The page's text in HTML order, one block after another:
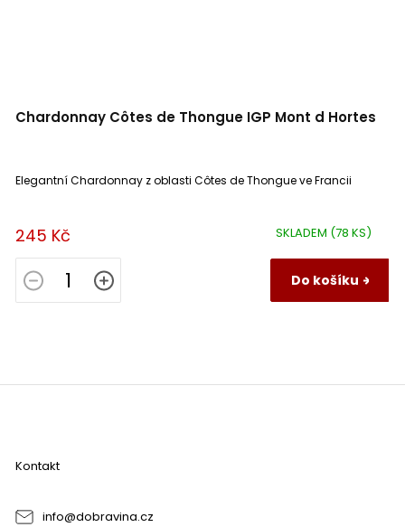
Chardonnay Côtes de Thongue IGP Mont d Hortes
SKLADEM (78 KS)
245 Kč
Do košíku
Elegantní Chardonnay z oblasti Côtes de Thongue ve Francii
Z
Kontakt
info@dobravina.cz